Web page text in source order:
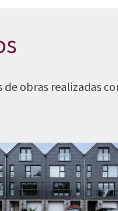
obras realizadas